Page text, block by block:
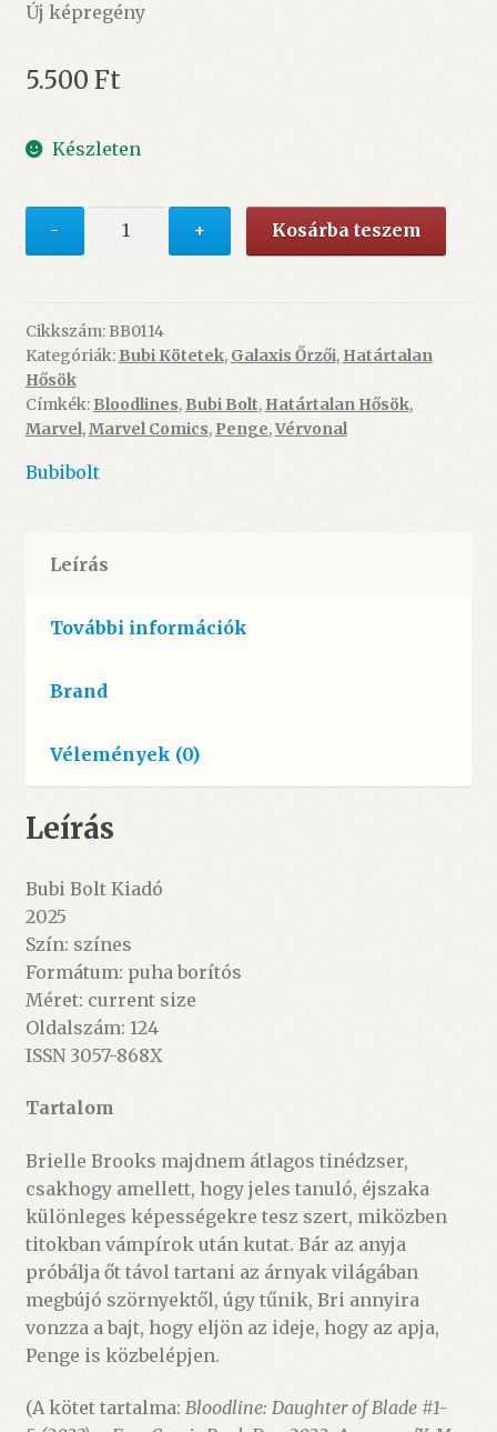
Új képregény
5.500 Ft
Készleten
-
Határtalan
Vérvonal:
Penge
lánya
ÚJ
mennyiség
+ Kosárba teszem
Cikkszám: BB0114
Kategóriák: Bubi Kötetek, Galaxis Őrzői, Határtalan
Hősök
Címkék: Bloodlines, Bubi Bolt, Határtalan Hősök,
Marvel,Marvel Comics, Penge,Vérvonal
Bubibolt
Leírás
További információk
Brand
Vélemények (0)
Leírás
Bubi Bolt Kiadó
2025
Szín: színes
Formátum: puha borítós
Méret: current size
Oldalszám: 124
ISSN 3057-868X
Tartalom
Brielle Brooks majdnem átlagos tinédzser,
csakhogy amellett, hogy jeles tanuló, éjszaka
különleges képességekre tesz szert, miközben
titokban vámpírok után kutat. Bár az anyja
próbálja őt távol tartani az árnyak világában
megbújó szörnyektől, úgy tűnik, Bri annyira
vonzza a bajt, hogy eljön az ideje, hogy az apja,
Penge is közbelépjen.
(A kötet tartalma: Bloodline: Daughter of Blade #1-